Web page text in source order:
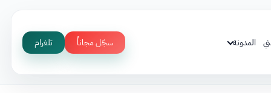
المدونة سجّل مجاناً تلغرام